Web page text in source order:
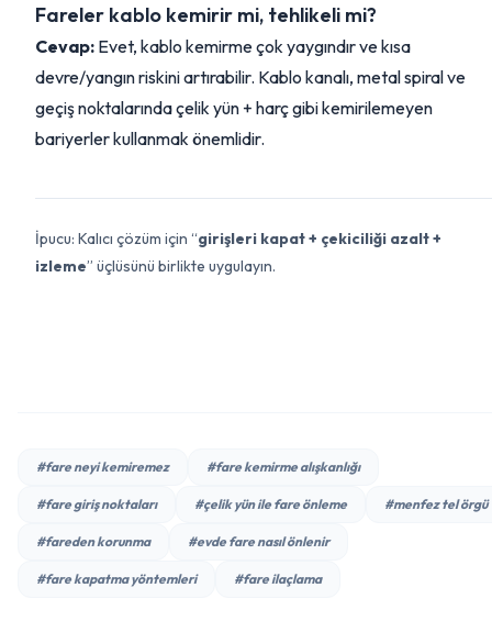
Fareler kablo kemirir mi, tehlikeli mi?
Cevap: Evet, kablo kemirme çok yaygındır ve kısa
devre/yangın riskini artırabilir. Kablo kanalı, metal spiral ve
geçiş noktalarında çelik yün + harç gibi kemirilemeyen
bariyerler kullanmak önemlidir.
İpucu: Kalıcı çözüm için “girişleri kapat + çekiciliği azalt +
izleme” üçlüsünü birlikte uygulayın.
#fare neyi kemiremez #fare kemirme alışkanlığı
#fare giriş noktaları #çelik yün ile fare önleme #menfez tel örgü
#fareden korunma #evde fare nasıl önlenir
#fare kapatma yöntemleri #fare ilaçlama